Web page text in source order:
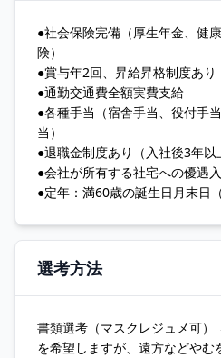
●社会保険完備（厚生年金、健
険）
●賞与年2回、昇給昇格制度あり
●通勤交通費全額実費支給
●各種手当（宿舎手当、役付手
当）
●退職金制度あり（入社後3年以
●会社が所有する社宅への優遇
●定年：満60歳の誕生日月末日
選考方法
書類選考（マスクレジュメ可
を希望しますが、遠方などやむ